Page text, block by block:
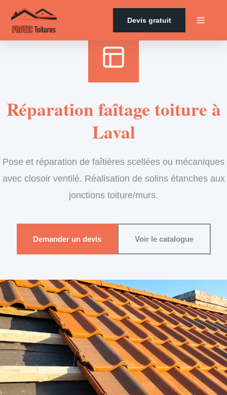
Devis gratuit
Réparation faîtage toiture à
Laval
Pose et réparation de faîtières scellées ou mécaniques
avec closoir ventilé. Réalisation de solins étanches aux
jonctions toiture/murs.
Demander un devis Voir le catalogue